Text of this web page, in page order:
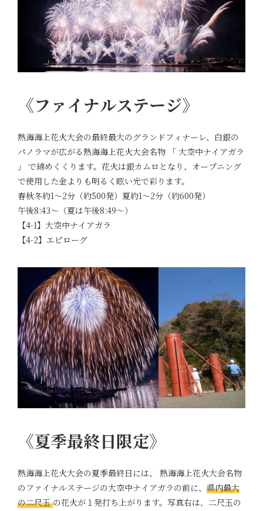
《ファイナルステージ》
熱海海上花火大会の最終最大のグランドフィナーレ、白銀の
パノラマが広がる熱海海上花火大会名物 「 大空中ナイアガラ
」 で締めくくります。花火は銀カムロとなり、オープニング
で使用した金よりも明るく眩い光で彩ります。
春秋冬約1～2分（約500発）夏約1～2分（約600発）
午後8:43～（夏は午後8:49～）
【4-1】大空中ナイアガラ
【4-2】エピローグ
《夏季最終日限定》
熱海海上花火大会の夏季最終日には、 熱海海上花火大会名物
のファイナルステージの大空中ナイアガラの前に、 県内最大
の二尺玉の花火が１発打ち上がります。写真右は、二尺玉の